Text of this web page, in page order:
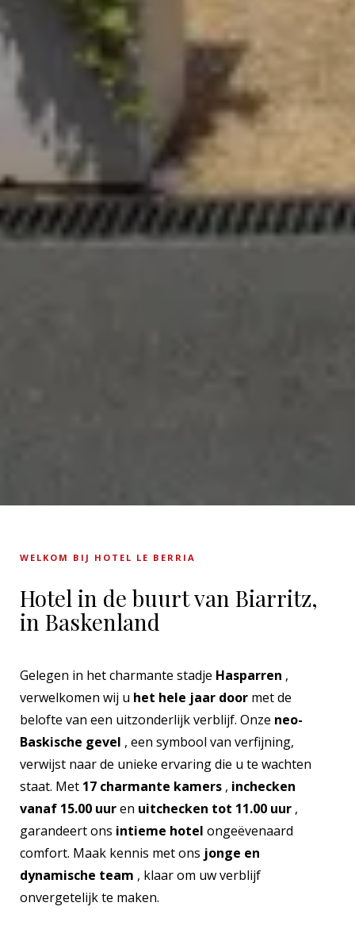
WELKOM BIJ HOTEL LE BERRIA
Hotel in de buurt van Biarritz,
in Baskenland
Gelegen in het charmante stadje Hasparren ,
verwelkomen wij u het hele jaar door met de
belofte van een uitzonderlijk verblijf. Onze neo-
Baskische gevel , een symbool van verfijning,
verwijst naar de unieke ervaring die u te wachten
staat. Met 17 charmante kamers , inchecken
vanaf 15.00 uuren uitchecken tot 11.00 uur ,
garandeert ons intieme hotel ongeëvenaard
comfort. Maak kennis met ons jonge en
dynamische team , klaar om uw verblijf
onvergetelijk te maken.